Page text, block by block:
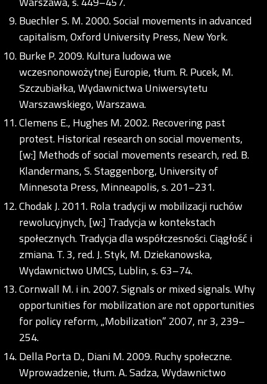
Buechler S. M. 2000. Social movements in advanced
capitalism, Oxford University Press, New York.
Burke P. 2009. Kultura ludowa we
wczesnonowożytnej Europie, tłum. R. Pucek, M.
Szczubiałka, Wydawnictwa Uniwersytetu
Warszawskiego, Warszawa.
Clemens E., Hughes M. 2002. Recovering past
protest. Historical research on social movements,
[w:] Methods of social movements research, red. B.
Klandermans, S. Staggenborg, University of
Minnesota Press, Minneapolis, s. 201–231.
Chodak J. 2011. Rola tradycji w mobilizacji ruchów
rewolucyjnych, [w:] Tradycja w kontekstach
społecznych. Tradycja dla współczesności. Ciągłość i
zmiana. T. 3, red. J. Styk, M. Dziekanowska,
Wydawnictwo UMCS, Lublin, s. 63–74.
Cornwall M. i in. 2007. Signals or mixed signals. Why
opportunities for mobilization are not opportunities
for policy reform, „Mobilization” 2007, nr 3, 239–
254.
Della Porta D., Diani M. 2009. Ruchy społeczne.
Wprowadzenie, tłum. A. Sadza, Wydawnictwo